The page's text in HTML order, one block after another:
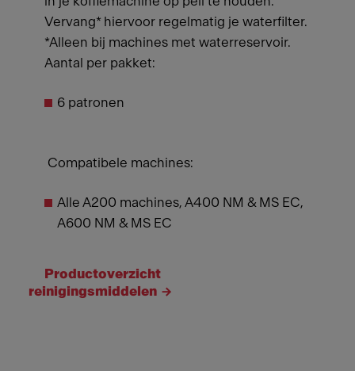
Vervang* hiervoor regelmatig je waterfilter.
*Alleen bij machines met waterreservoir.
Aantal per pakket:
6 patronen
Compatibele machines:
Alle A200 machines, A400 NM & MS EC,
A600 NM & MS EC
Productoverzicht
reinigingsmiddelen